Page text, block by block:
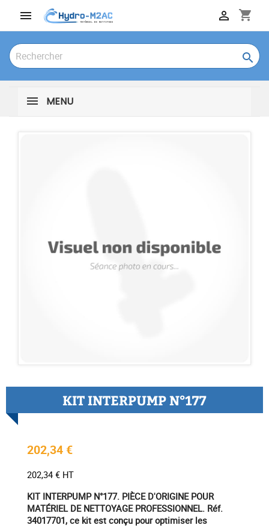
 shopping_cart


MENU
KIT INTERPUMP N°177
202,34 €
202,34 € HT
KIT INTERPUMP N°177. PIÈCE D'ORIGINE POUR
MATÉRIEL DE NETTOYAGE PROFESSIONNEL. Réf.
34017701, ce kit est conçu pour optimiser les